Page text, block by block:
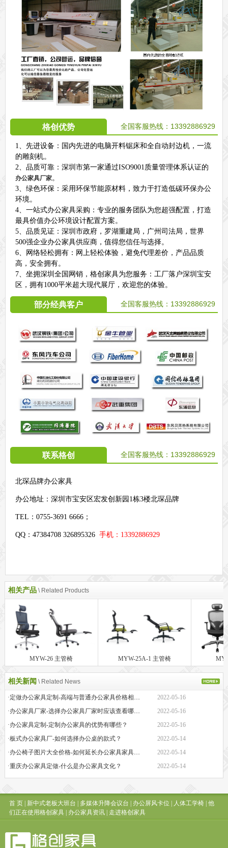
格创优势 全国客服热线：13392886929
1、先进设备：国内先进的电脑开料锯床和全自动封边机，一流
的雕刻机。
2、品质可靠：深圳市第一家通过ISO9001质量管理体系认证的
办公家具厂家。
3、绿色环保：采用环保节能原材料，致力于打造低碳环保办公
环境。
4、一站式办公家具采购：专业的服务团队为您超强配置，打造
最具价值办公环境设计配置方案。
5、品质见证：深圳市政府，罗湖重建局，广州司法局，世界
500强企业办公家具供应商，值得您信任与选择。
6、网络轻松拥有：网上轻松体验，避免代理差价，产品品质
高，安全拥有。
7、坐拥深圳全国网销，格创家具为您服务：工厂落户深圳宝安
区，拥有1000平米超大现代展厅，欢迎您的体验。
部分经典客户 全国客服热线： 13392886929
联系格创 全国客服热线： 13392886929
北琛品牌办公家具
办公地址： 深圳市宝安区宏发创新园1栋3楼北琛品牌
TEL：0755-3691 6666；
QQ：47384708 326895326 手机：13392886929
相关产品 \ Related Products
MYW-26 主管椅 MYW-25A-1 主管椅
相关新闻 \ Related News
2022-05-16
·办公家具厂家-选择办公家具厂家时应该查看哪些方面？
2022-05-16
·办公家具定制-定制办公家具的优势有哪些？
2022-05-16
·板式办公家具厂-如何选择办公桌的款式？
2022-05-14
·办公椅子图片大全价格-如何延长办公家具家具的保质期？
2022-05-14
·重庆办公家具定做-什么是办公家具文化？
2022-05-14
首 页| 新中式老板大班台 | 多媒体升降会议台 | 办公屏风卡位 | 人体工学椅| 他
们正在使用格创家具| 办公家具资讯| 走进格创家具